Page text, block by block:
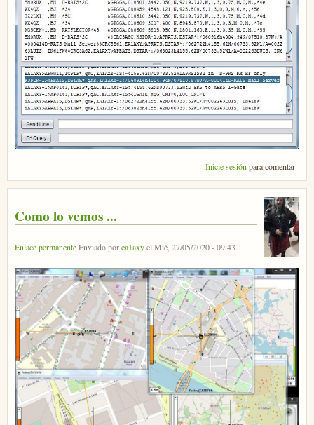
Inicie sesión para comentar
Como lo vemos ...
Enlace permanenteEnviado porea1axyelMié, 27/05/2020 - 09:43.